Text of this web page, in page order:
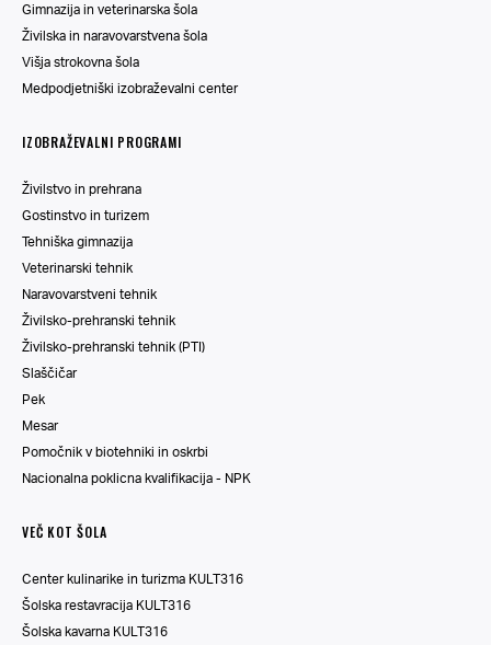
Gimnazija in veterinarska šola
Živilska in naravovarstvena šola
Višja strokovna šola
Medpodjetniški izobraževalni center
IZOBRAŽEVALNI PROGRAMI
Živilstvo in prehrana
Gostinstvo in turizem
Tehniška gimnazija
Veterinarski tehnik
Naravovarstveni tehnik
Živilsko-prehranski tehnik
Živilsko-prehranski tehnik (PTI)
Slaščičar
Pek
Mesar
Pomočnik v biotehniki in oskrbi
Nacionalna poklicna kvalifikacija - NPK
VEČ KOT ŠOLA
Center kulinarike in turizma KULT316
Šolska restavracija KULT316
Šolska kavarna KULT316